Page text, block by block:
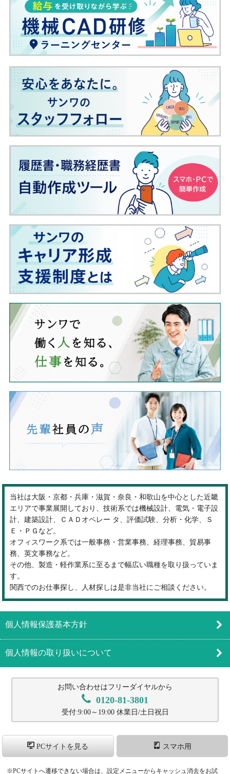
当社は大阪・京都・兵庫・滋賀・奈良・和歌山を中心とした近畿
エリアで事業展開しており、技術系では機械設計、電気・電子設
計、建築設計、ＣＡＤオペレー タ、評価試験、分析・化学、Ｓ
Ｅ・ＰＧなど。
オフィスワーク系では一般事務・営業事務、経理事務、貿易事
務、英文事務など。
その他、製造・軽作業系に至るまで幅広い職種を取り扱っていま
す。
関西でのお仕事探し、人材探しは是非当社にご相談ください。
個人情報保護基本方針
個人情報の取り扱いについて
お問い合わせはフリーダイヤルから
0120-81-3801
受付:9:00～19:00 休業日/土日祝日
PCサイトを見る スマホ用
※PCサイトへ遷移できない場合は、設定メニューからキャッシュ消去をお試